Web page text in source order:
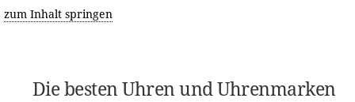
zum Inhalt springen
Die besten Uhren und Uhrenmarken